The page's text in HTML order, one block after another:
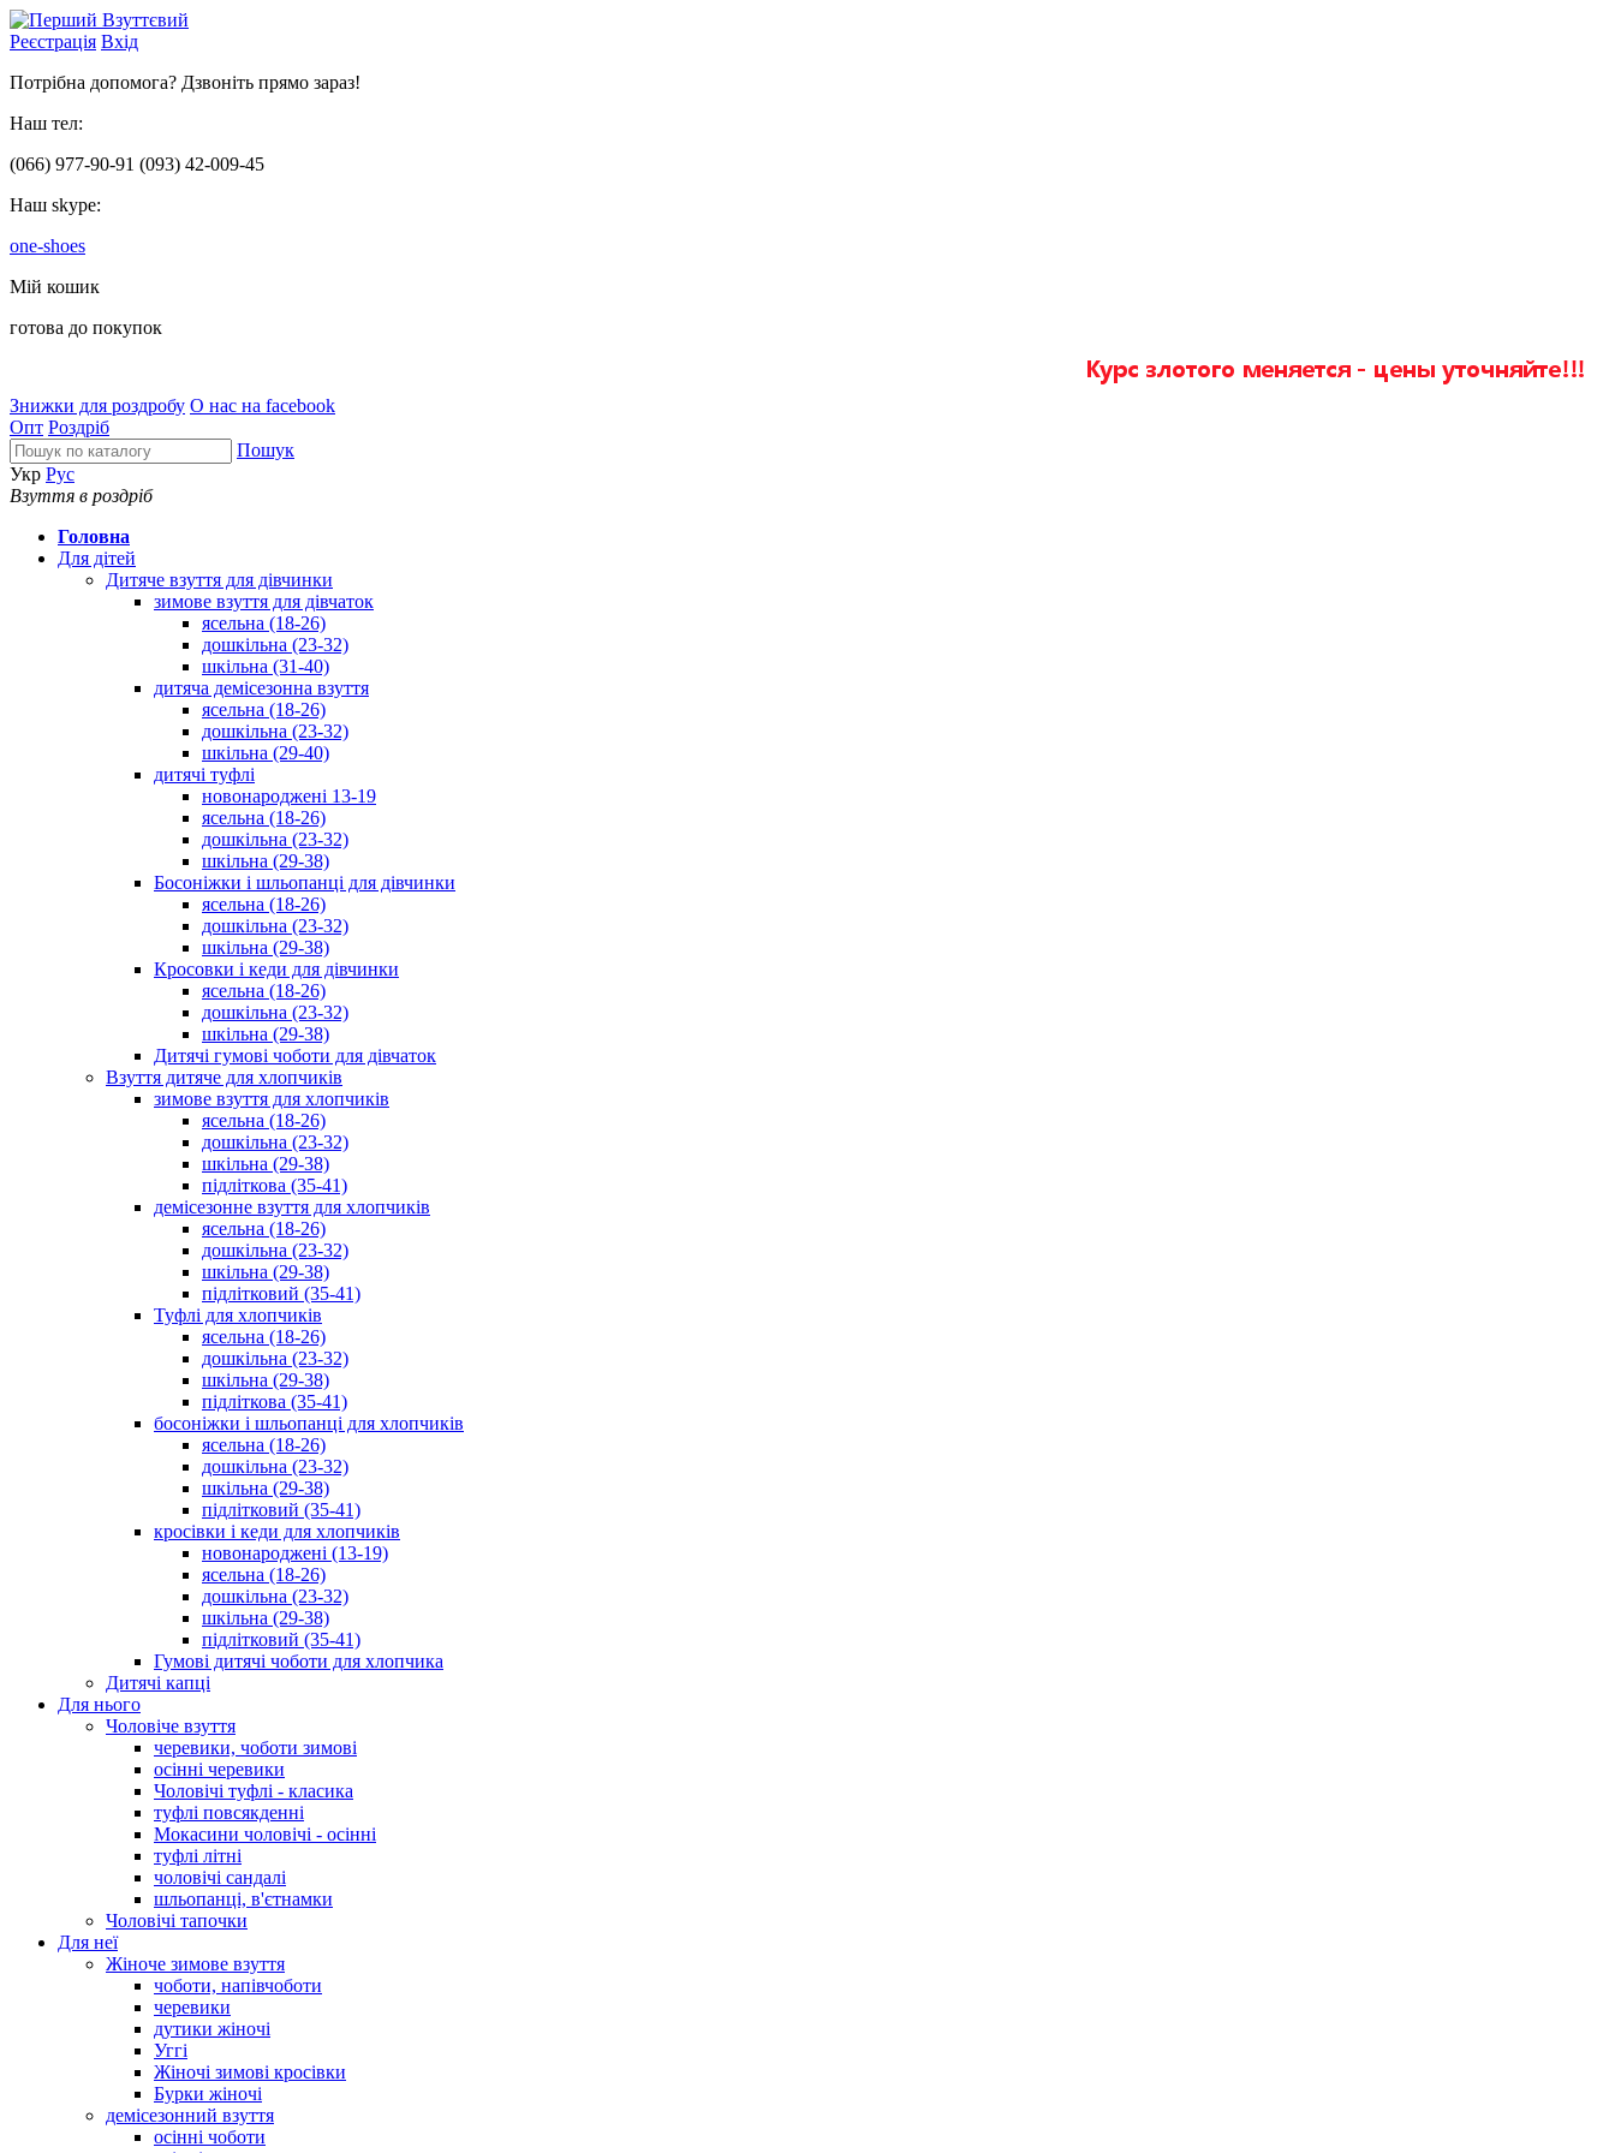
Реєстрація Вхід
Потрібна допомога? Дзвоніть прямо зараз!
Наш тел:
(066) 977-90-91 (093) 42-009-45
Наш skype:
one-shoes
Мій кошик
готова до покупок
Знижки для роздробу О нас на facebook
Опт Роздріб
Пошук
Укр Рус
Взуття в роздріб
Головна
Для дітей
Дитяче взуття для дівчинки
зимове взуття для дівчаток
ясельна (18-26)
дошкільна (23-32)
шкільна (31-40)
дитяча демісезонна взуття
ясельна (18-26)
дошкільна (23-32)
шкільна (29-40)
дитячі туфлі
новонароджені 13-19
ясельна (18-26)
дошкільна (23-32)
шкільна (29-38)
Босоніжки і шльопанці для дівчинки
ясельна (18-26)
дошкільна (23-32)
шкільна (29-38)
Кросовки і кеди для дівчинки
ясельна (18-26)
дошкільна (23-32)
шкільна (29-38)
Дитячі гумові чоботи для дівчаток
Взуття дитяче для хлопчиків
зимове взуття для хлопчиків
ясельна (18-26)
дошкільна (23-32)
шкільна (29-38)
підліткова (35-41)
демісезонне взуття для хлопчиків
ясельна (18-26)
дошкільна (23-32)
шкільна (29-38)
підлітковий (35-41)
Туфлі для хлопчиків
ясельна (18-26)
дошкільна (23-32)
шкільна (29-38)
підліткова (35-41)
босоніжки і шльопанці для хлопчиків
ясельна (18-26)
дошкільна (23-32)
шкільна (29-38)
підлітковий (35-41)
кросівки і кеди для хлопчиків
новонароджені (13-19)
ясельна (18-26)
дошкільна (23-32)
шкільна (29-38)
підлітковий (35-41)
Гумові дитячі чоботи для хлопчика
Дитячі капці
Для нього
Чоловіче взуття
черевики, чоботи зимові
осінні черевики
Чоловічі туфлі - класика
туфлі повсякденні
Мокасини чоловічі - осінні
туфлі літні
чоловічі сандалі
шльопанці, в'єтнамки
Чоловічі тапочки
Для неї
Жіноче зимове взуття
чоботи, напівчоботи
черевики
дутики жіночі
Уггі
Жіночі зимові кросівки
Бурки жіночі
демісезонний взуття
осінні чоботи